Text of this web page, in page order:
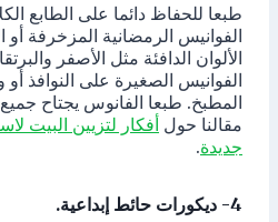
طبعا للحفاظ دائما على الطابع
الفوانيس الرمضانية المزخرفة أو
الألوان الدافئة مثل الأصفر
الفوانيس الصغيرة على النوافذ
المطبخ. طبعا الفانوس يجتاح
مقالنا حول
جديدة.
4- ديكورات حائط إبداعية.